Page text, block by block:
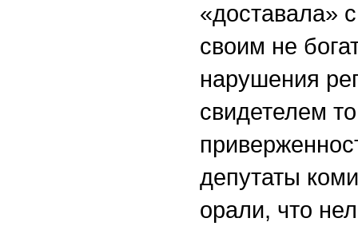
«доставала»
своим не
нарушения
свидетелем
депутаты
орали, что